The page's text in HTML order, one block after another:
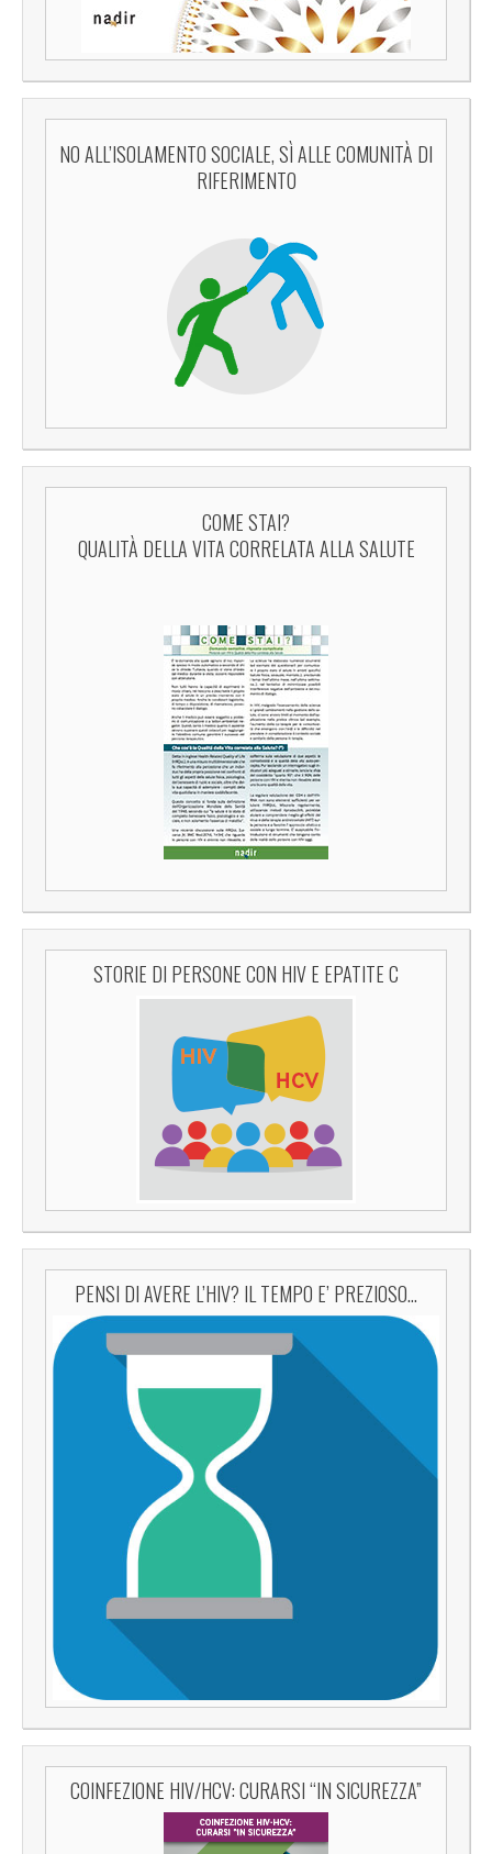
NO ALL’ISOLAMENTO SOCIALE, SÌ ALLE COMUNITÀ DI
RIFERIMENTO
COME STAI?
QUALITÀ DELLA VITA CORRELATA ALLA SALUTE
STORIE DI PERSONE CON HIV E EPATITE C
PENSI DI AVERE L’HIV? IL TEMPO E’ PREZIOSO…
COINFEZIONE HIV/HCV: CURARSI “IN SICUREZZA”